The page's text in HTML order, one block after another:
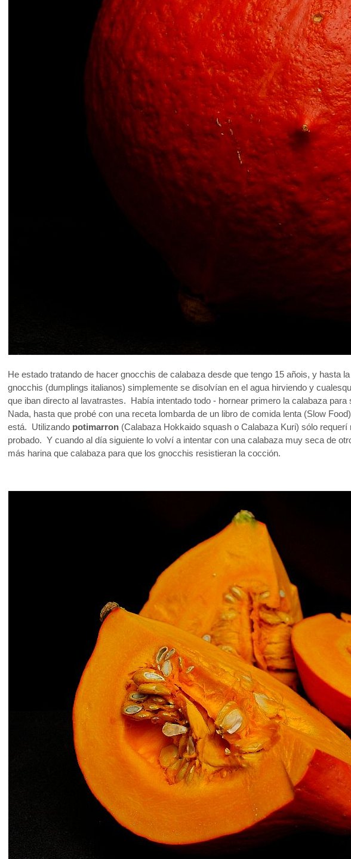
He estado tratando de hacer gnocchis de calabaza desde que tengo 15 añois, y
gnocchis (dumplings italianos) simplemente se disolvían en el agua hirviendo y
que iban directo al lavatrastes. Había intentado todo - hornear primero la calabaza
Nada, hasta que probé con una receta lombarda de un libro de comida lenta (Slow
está. Utilizando potimarron (Calabaza Hokkaido squash o Calabaza Kuri) sólo
probado. Y cuando al día siguiente lo volví a intentar con una calabaza muy seca de
más harina que calabaza para que los gnocchis resistieran la cocción.